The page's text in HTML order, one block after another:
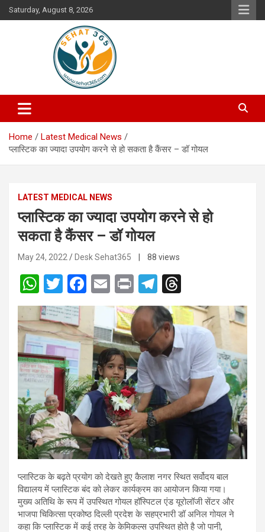
Skip
to
Saturday, August 8, 2026
Sehat365
Your's Complete Health Guide
Home
Latest Medical News
प्लास्टिक का ज्यादा उपयोग करने से हो सकता है कैंसर – डॉ गोयल
LATEST MEDICAL NEWS
प्लास्टिक का ज्यादा उपयोग करने से हो
सकता है कैंसर – डॉ गोयल
May 24, 2022 Desk Sehat365 | 88 views
W
h
at
s
A
p
p
T
wi
tt
er
F
a
ce
b
o
o
k
E
m
ail
Pr
in
t
T
el
e
gr
a
m
hr
e
a
d
s
प्लास्टिक के बढ़ते प्रयोग को देखते हुए कैलाश नगर स्थित सर्वोदय बाल
विद्यालय में प्लास्टिक बंद को लेकर कार्यक्रम का आयोजन किया गया।
मुख्य अतिथि के रूप में उपस्थित गोयल हॉस्पिटल एंड यूरोलॉजी सेंटर और
भाजपा चिकित्सा प्रकोष्ठ दिल्ली प्रदेश के सहप्रभारी डॉ अनिल गोयल ने
कहा कि प्लास्टिक में कई तरह के केमिकल्स उपस्थित होते है जो पानी,